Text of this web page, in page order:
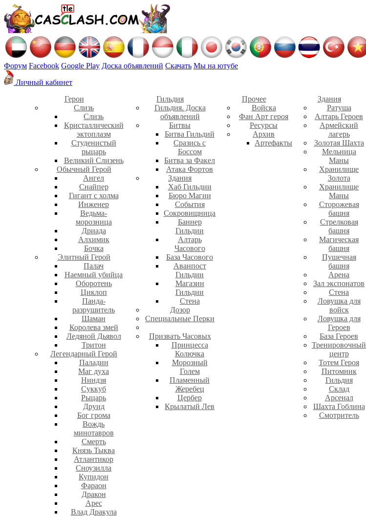
Форум Facebook Google Play Доска объявлений Скачать Мы на ютубе
Личный кабинет
Герои
Слизь
Слизь
Кристаллический
эктоплазм
Студенистый
рыцарь
Великий Слизень
Обычный Герой
Ангел
Снайпер
Гигант с холма
Инженер
Ведьма-
морозница
Дриада
Алхимик
Бочка
Элитный Герой
Палач
Наемный убийца
Оборотень
Циклоп
Панда-
разрушитель
Шаман
Королева змей
Ледяной Дьявол
Тритон
Легендарный Герой
Паладин
Маг духа
Ниндзя
Суккуб
Рыцарь
Друид
Бог грома
Вождь
минотавров
Смерть
Князь Тыква
Атлантикор
Сноузилла
Купидон
Фараон
Дракон
Арес
Влад Дракула
Гильдия
Гильдия. Доска
объявлений
Битвы
Битва Гильдий
Сразись с
Боссом
Битва за Факел
Атака Фортов
Здания
Хаб Гильдии
Бюро Магии
События
Сокровищница
Баннер
Гильдии
Алтарь
Часового
База Часового
Аванпост
Гильдии
Магазин
Гильдии
Стена
Дозор
Специальные Перки
Призвать Часовых
Принцесса
Колючка
Морозный
Голем
Пламенный
Жеребец
Цербер
Крылатый Лев
Прочее
Войска
Фан Арт героя
Ресурсы
Архив
Артефакты
Здания
Ратуша
Алтарь Героев
Армейский
лагерь
Золотая Шахта
Мельница
Маны
Хранилище
Золота
Хранилище
Маны
Сторожевая
башня
Стрелковая
башня
Магическая
башня
Пушечная
башня
Арена
Зал экспонатов
Стена
Ловушка для
войск
Ловушка для
Героев
База Героев
Тренировочный
центр
Тотем Героя
Питомник
Гильдия
Склад
Арсенал
Шахта Гоблина
Смотритель